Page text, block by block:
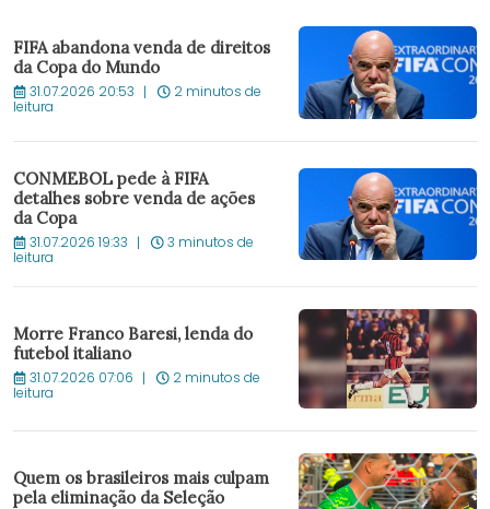
FIFA abandona venda de direitos
da Copa do Mundo
31.07.2026 20:53 2 minutos de
leitura
CONMEBOL pede à FIFA
detalhes sobre venda de ações
da Copa
31.07.2026 19:33 3 minutos de
leitura
Morre Franco Baresi, lenda do
futebol italiano
31.07.2026 07:06 2 minutos de
leitura
Quem os brasileiros mais culpam
pela eliminação da Seleção